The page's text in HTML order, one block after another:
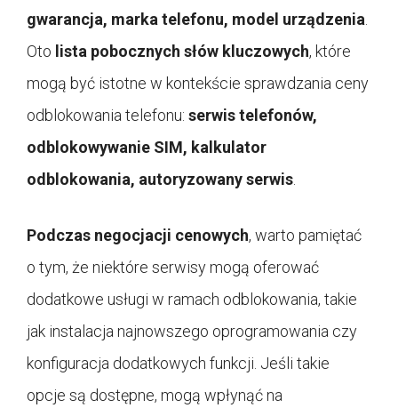
gwarancja, marka telefonu, model urządzenia
Oto lista pobocznych słów kluczowych, które
mogą być istotne w kontekście sprawdzania ceny
odblokowania telefonu: serwis telefonów,
odblokowywanie SIM, kalkulator
odblokowania, autoryzowany serwis
Podczas negocjacji cenowych, warto pamiętać
o tym, że niektóre serwisy mogą oferować
dodatkowe usługi w ramach odblokowania, takie
jak instalacja najnowszego oprogramowania czy
konfiguracja dodatkowych funkcji. Jeśli takie
opcje są dostępne, mogą wpłynąć na